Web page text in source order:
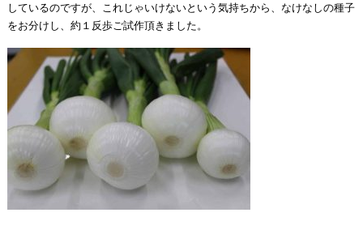
しているのですが、これじゃいけないという気持ちから、なけなしの種子
をお分けし、約１反歩ご試作頂きました。